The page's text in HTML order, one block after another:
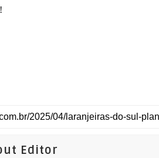
Editor